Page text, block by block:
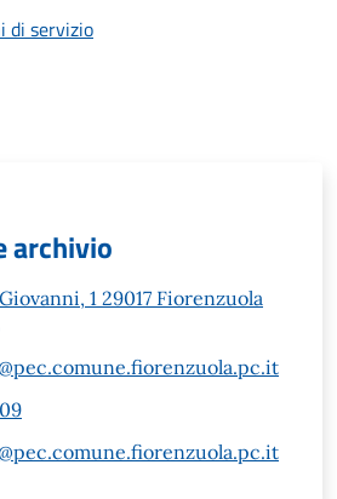
di servizio
archivio
1 29017 Fiorenzuola